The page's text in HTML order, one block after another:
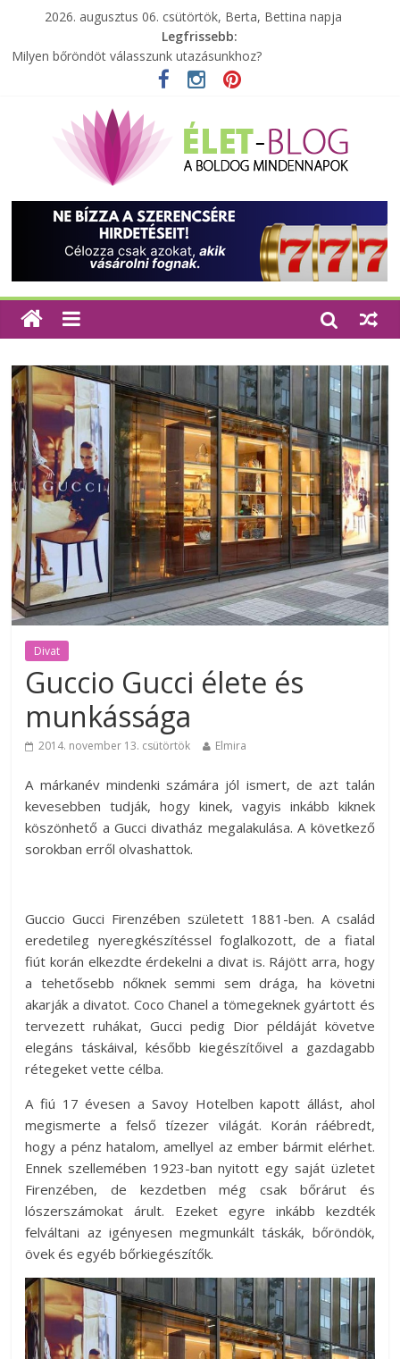
2026. augusztus 06. csütörtök, Berta, Bettina napja
Legfrissebb:
A zöld forradalom: A mosó- és parfümtermékek környezetbarát
szempontjainak erősítése
Milyen bőröndöt válasszunk utazásunkhoz?
Tartalék ajándék, amit szívesen megtartasz magadnak
Különleges tömörfa ládák Indiából
Divat
Guccio Gucci élete és
munkássága
2014. november 13. csütörtök Elmira
A márkanév mindenki számára jól ismert, de azt talán
kevesebben tudják, hogy kinek, vagyis inkább kiknek
köszönhető a Gucci divatház megalakulása. A következő
sorokban erről olvashattok.
Guccio Gucci Firenzében született 1881-ben. A család
eredetileg nyeregkészítéssel foglalkozott, de a fiatal
fiút korán elkezdte érdekelni a divat is. Rájött arra, hogy
a tehetősebb nőknek semmi sem drága, ha követni
akarják a divatot. Coco Chanel a tömegeknek gyártott és
tervezett ruhákat, Gucci pedig Dior példáját követve
elegáns táskáival, később kiegészítőivel a gazdagabb
rétegeket vette célba.
A fiú 17 évesen a Savoy Hotelben kapott állást, ahol
megismerte a felső tízezer világát. Korán ráébredt,
hogy a pénz hatalom, amellyel az ember bármit elérhet.
Ennek szellemében 1923-ban nyitott egy saját üzletet
Firenzében, de kezdetben még csak bőrárut és
lószerszámokat árult. Ezeket egyre inkább kezdték
felváltani az igényesen megmunkált táskák, bőröndök,
övek és egyéb bőrkiegészítők.